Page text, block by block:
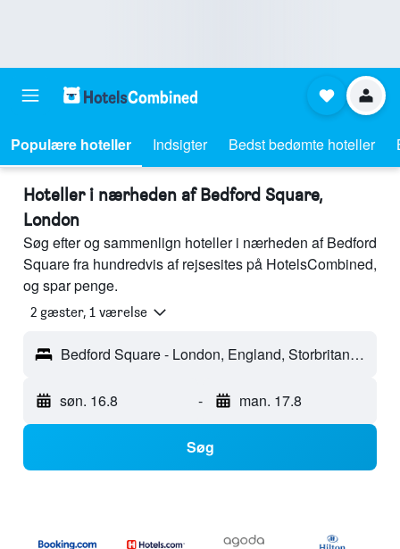
Populære hoteller Indsigter Bedst bedømte hoteller
Hoteller i nærheden af Bedford Square,
London
Søg efter og sammenlign hoteller i nærheden af Bedford
Square fra hundredvis af rejsesites på HotelsCombined,
og spar penge.
2 gæster, 1 værelse
Bedford Square - London, England, Storbritannien
søn. 16.8 - man. 17.8
Søg